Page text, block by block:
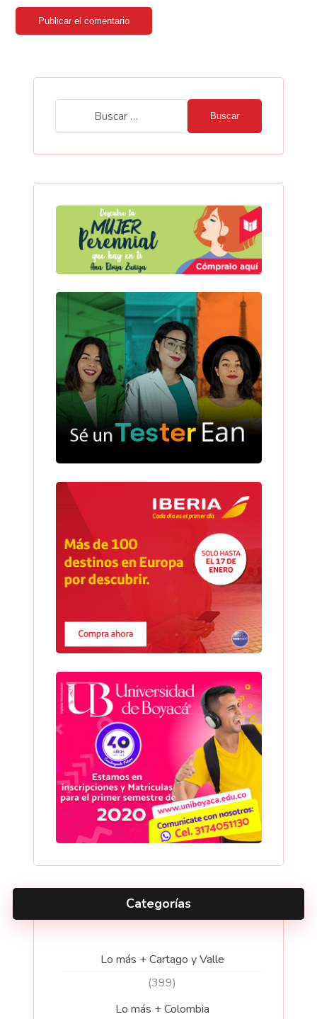
Publicar el comentario
Buscar
Categorías
Lo más + Cartago y Valle
(399)
Lo más + Colombia